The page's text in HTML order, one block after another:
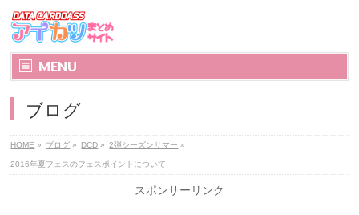
MENU
ブログ
HOME » ブログ » DCD » 2弾シーズンサマー »
2016年夏フェスのフェスポイントについて
スポンサーリンク